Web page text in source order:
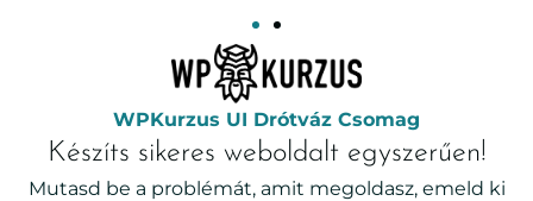
WPKurzus UI Drótváz Csomag
Készíts sikeres weboldalt egyszerűen!
Mutasd be a problémát, amit megoldasz, emeld ki